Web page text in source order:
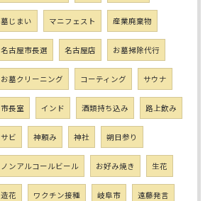
墓じまい マニフェスト 産業廃棄物
名古屋市長選 名古屋店 お墓掃除代行
お墓クリーニング コーティング サウナ
市長室 インド 酒類持ち込み 路上飲み
サビ 神頼み 神社 朔日参り
ノンアルコールビール お好み焼き 生花
造花 ワクチン接種 岐阜市 遠藤発言